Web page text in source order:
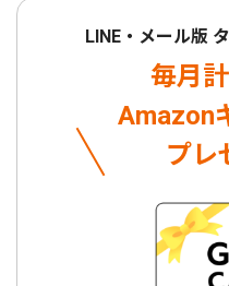
LINE・メール版
毎月
Amazon
プレ